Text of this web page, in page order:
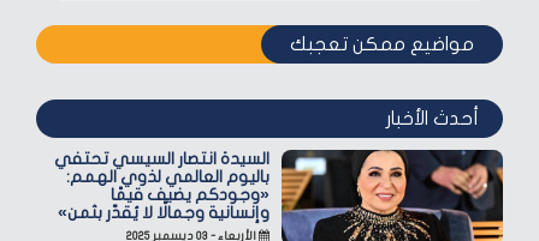
مواضيع ممكن تعجبك
أحدث الأخبار
السيدة انتصار السيسي تحتفي
باليوم العالمي لذوي الهمم:
«وجودكم يضيف قيمًا
وإنسانية وجمالًا لا يُقدّر بثمن»
الأربعاء - ٠٣ ديسمبر ٢٠٢٥